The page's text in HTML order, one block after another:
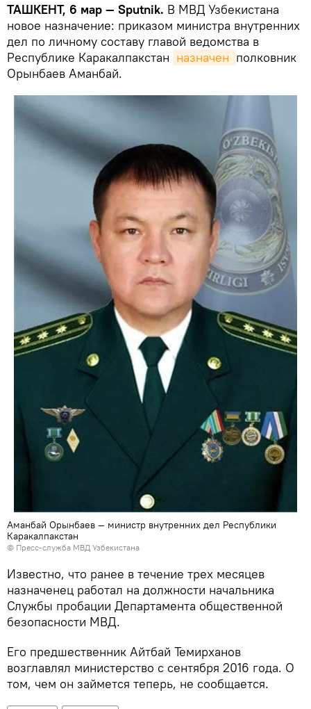
ТАШКЕНТ, 6 мар — Sputnik. В МВД Узбекистана
новое назначение: приказом министра внутренних
дел по личному составу главой ведомства в
Республике Каракалпакстан назначен полковник
Орынбаев Аманбай.
Аманбай Орынбаев — министр внутренних дел Республики
Каракалпакстан
© Пресс-служба МВД Узбекистана
Известно, что ранее в течение трех месяцев
назначенец работал на должности начальника
Службы пробации Департамента общественной
безопасности МВД.
Его предшественник Айтбай Темирханов
возглавлял министерство с сентября 2016 года. О
том, чем он займется теперь, не сообщается.